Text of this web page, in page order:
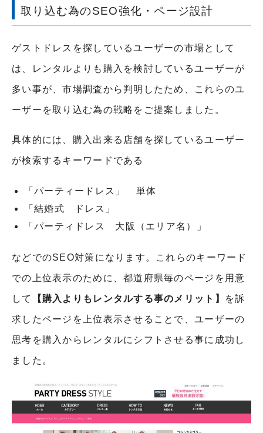
取り込む為のSEO強化・ページ設計
ゲストドレスを探しているユーザーの市場として
は、レンタルよりも購入を検討しているユーザーが
多い事が、市場調査から判明したため、これらのユ
ーザーを取り込む為の戦略をご提案しました。
具体的には、購入出来る店舗を探しているユーザー
が検索するキーワードである
「パーティードレス」 単体
「結婚式 ドレス」
「パーティドレス 大阪（エリア名）」
などでのSEO対策になります。これらのキーワード
での上位表示のために、都道府県毎のページを用意
して 【購入よりもレンタルする事のメリット】 を訴
求したページを上位表示させることで、ユーザーの
思考を購入からレンタルにシフトさせる事に成功し
ました。